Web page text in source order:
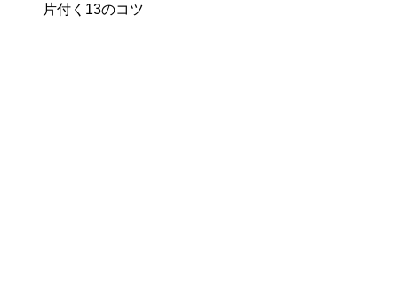
片付く13のコツ